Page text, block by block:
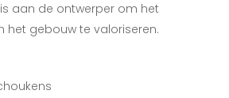
aan de ontwerper om het
het gebouw te valoriseren.